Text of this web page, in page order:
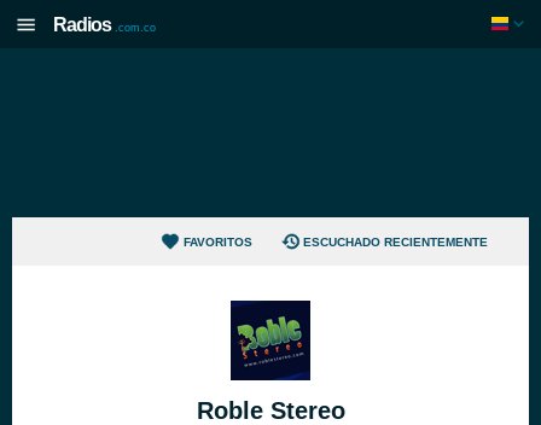
Radios .com.co
FAVORITOS ESCUCHADO RECIENTEMENTE
Roble Stereo